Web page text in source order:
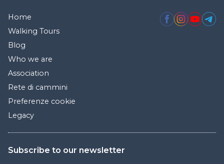
Home
Walking Tours
Blog
Who we are
Association
Rete di cammini
Preferenze cookie
Legacy
Subscribe to our newsletter